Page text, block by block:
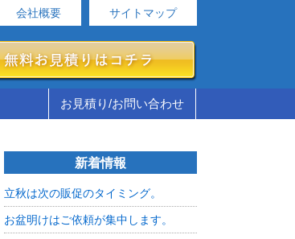
会社概要 サイトマップ
お見積り/お問い合わせ
新着情報
立秋は次の販促のタイミング。
お盆明けはご依頼が集中します。